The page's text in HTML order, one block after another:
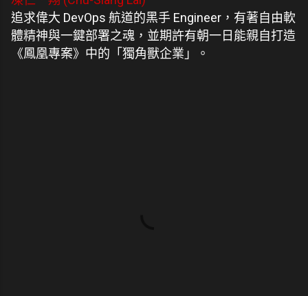
追求偉大 DevOps 航道的黑手 Engineer，有著自由軟
體精神與一鍵部署之魂，並期許有朝一日能親自打造
《鳳凰專案》中的「獨角獸企業」。